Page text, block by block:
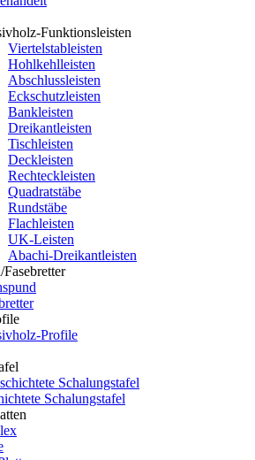
Funktionsleisten
Viertelstableisten
Hohlkehlleisten
Abschlussleisten
Eckschutzleisten
Bankleisten
Dreikantleisten
Tischleisten
Deckleisten
Rechteckleisten
Quadratstäbe
Rundstäbe
Flachleisten
UK-Leisten
Abachi-Dreikantleisten
Profile
Schalungstafel
Schalungstafel